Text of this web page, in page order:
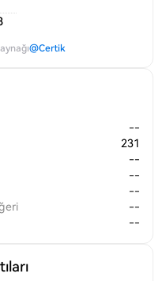
@Certik
--
231
--
--
--
--
--